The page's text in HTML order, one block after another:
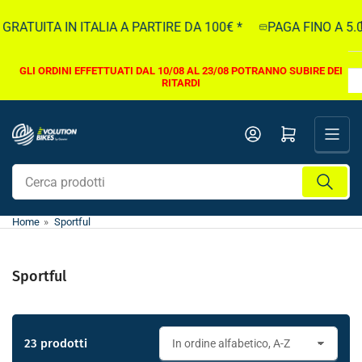
direttamente
contenuti
IN ITALIA A PARTIRE DA 100€ * PAGA FINO A
GLI ORDINI EFFETTUATI DAL 10/08 AL 23/08 POTRANNO SUBIRE DEI
RITARDI
Cerca
prodotti
Apri il mini carrello
Home » Sportful
Sportful
23 prodotti